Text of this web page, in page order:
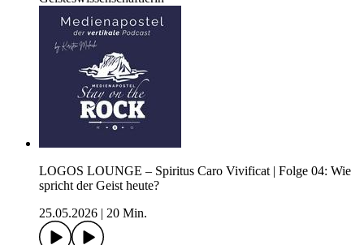
LOGOS LOUNGE – Spiritus Caro Vivificat | Folge 04: Wie
spricht der Geist heute?
25.05.2026
20 Min.